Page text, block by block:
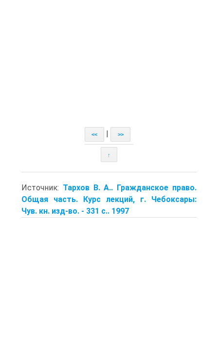
<< >>
↑
Источник: Тархов В. А.. Гражданское право.
Общая часть. Курс лекций, г. Чебоксары:
Чув. кн. изд-во. - 331 с.. 1997